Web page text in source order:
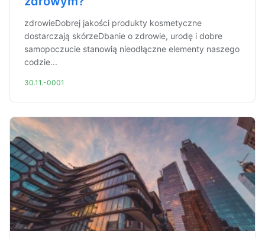
zdrowieDobrej jakości produkty kosmetyczne
dostarczają skórzeDbanie o zdrowie, urodę i dobre
samopoczucie stanowią nieodłączne elementy naszego
codzie...
30.11.-0001